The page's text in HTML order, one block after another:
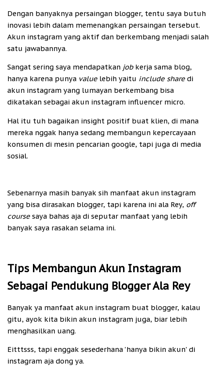
Dengan banyaknya persaingan blogger, tentu saya butuh
inovasi lebih dalam memenangkan persaingan tersebut.
Akun instagram yang aktif dan berkembang menjadi salah
satu jawabannya.
Sangat sering saya mendapatkan job kerja sama blog,
hanya karena punya value lebih yaitu include share di
akun instagram yang lumayan berkembang bisa
dikatakan sebagai akun instagram influencer micro.
Hal itu tuh bagaikan insight positif buat klien, di mana
mereka nggak hanya sedang membangun kepercayaan
konsumen di mesin pencarian google, tapi juga di media
sosial.
Sebenarnya masih banyak sih manfaat akun instagram
yang bisa dirasakan blogger, tapi karena ini ala Rey, off
course saya bahas aja di seputar manfaat yang lebih
banyak saya rasakan selama ini.
Tips Membangun Akun Instagram
Sebagai Pendukung Blogger Ala Rey
Banyak ya manfaat akun instagram buat blogger, kalau
gitu, ayok kita bikin akun instagram juga, biar lebih
menghasilkan uang.
Eitttsss, tapi enggak sesederhana 'hanya bikin akun' di
instagram aja dong ya.